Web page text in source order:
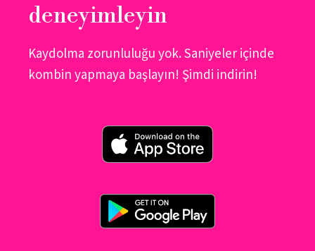
deneyimleyin
Kaydolma zorunluluğu yok. Saniyeler içinde
kombin yapmaya başlayın! Şimdi indirin!